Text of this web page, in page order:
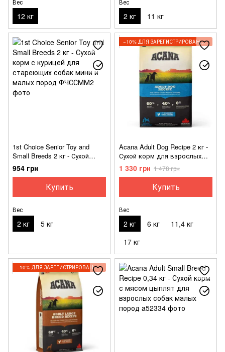
12 кг 2 кг 11 кг
1st Choice Senior Toy and
Small Breeds 2 кг - Сухой
корм с курицей для
стареющих собак мини и
малых пород
954 грн
Купить
Вес
2 кг 5 кг
−10% ДЛЯ ЗАРЕГИСТРИРОВАННЫХ КЛИЕНТОВ
Acana Adult Dog Recipe 2 кг -
Сухой корм для взрослых
собак всех пород
1 330 грн 1 478 грн
Купить
Вес
2 кг 6 кг
11,4 кг
17 кг
−10% ДЛЯ ЗАРЕГИСТРИРОВАННЫХ КЛИЕНТОВ